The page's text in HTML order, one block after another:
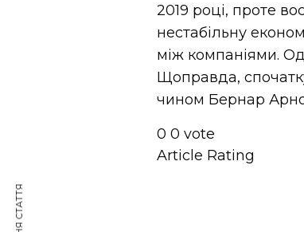
2019 році, проте
нестабільну
між компаніями.
Щоправда,
чином Бернар
0 0 vote
Article Rating